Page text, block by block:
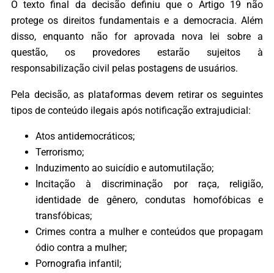
O texto final da decisão definiu que o Artigo 19 não
protege os direitos fundamentais e a democracia. Além
disso, enquanto não for aprovada nova lei sobre a
questão, os provedores estarão sujeitos à
responsabilização civil pelas postagens de usuários.
Pela decisão, as plataformas devem retirar os seguintes
tipos de conteúdo ilegais após notificação extrajudicial:
Atos antidemocráticos;
Terrorismo;
Induzimento ao suicídio e automutilação;
Incitação à discriminação por raça, religião,
identidade de gênero, condutas homofóbicas e
transfóbicas;
Crimes contra a mulher e conteúdos que propagam
ódio contra a mulher;
Pornografia infantil;